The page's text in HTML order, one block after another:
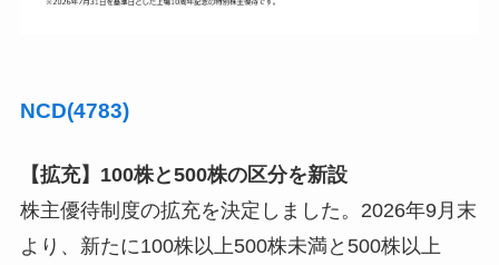
NCD(4783)
【拡充】100株と500株の区分を新設
株主優待制度の拡充を決定しました。2026年9月末
より、新たに100株以上500株未満と500株以上